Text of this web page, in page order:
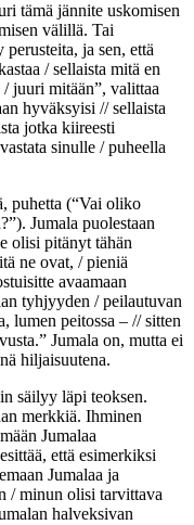
tämä jännite uskomisen
välillä. Tai
ja sen, että
/ sellaista mitä en
juuri mitään”, valittaa
hyväksyisi // sellaista
jotka kiireesti
sinulle / puheella
puhetta (“Vai oliko
Jumala puolestaan
olisi pitänyt tähän
ne ovat, / pieniä
avaamaan
tyhjyyden / peilautuvan
lumen peitossa – // sitten
Jumala on, mutta ei
hiljaisuutena.
säilyy läpi teoksen.
merkkiä. Ihminen
Jumalaa
että esimerkiksi
Jumalaa ja
/ minun olisi tarvittava
halveksivan